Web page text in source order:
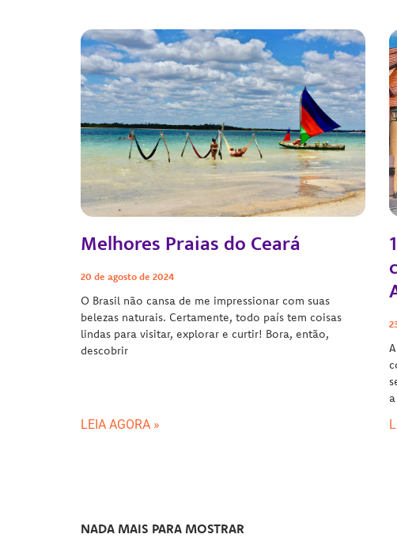
Melhores Praias do Ceará
20 de agosto de 2024
O Brasil não cansa de me impressionar com suas
belezas naturais. Certamente, todo país tem coisas
lindas para visitar, explorar e curtir! Bora, então,
descobrir
LEIA AGORA »
a
NADA MAIS PARA MOSTRAR